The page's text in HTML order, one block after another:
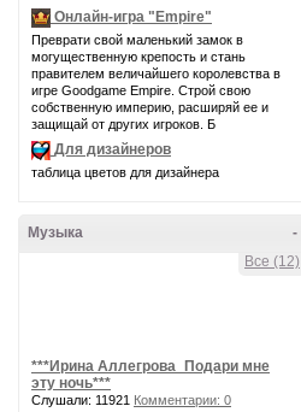
Онлайн-игра "Empire"
Преврати свой маленький замок в
могущественную крепость и стань
правителем величайшего королевства в
игре Goodgame Empire. Строй свою
собственную империю, расширяй ее и
защищай от других игроков. Б
Для дизайнеров
таблица цветов для дизайнера
-
Музыка
Все (12)
***Ирина Аллегрова_Подари мне
эту ночь***
Слушали: 11921 Комментарии: 0